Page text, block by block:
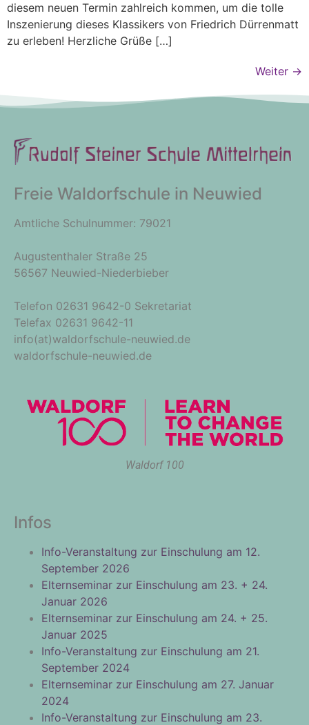
diesem neuen Termin zahlreich kommen, um die tolle
Inszenierung dieses Klassikers von Friedrich Dürrenmatt
zu erleben! Herzliche Grüße […]
Weiter →
Freie Waldorfschule in Neuwied
Amtliche Schulnummer: 79021
Augustenthaler Straße 25
56567 Neuwied-Niederbieber
Telefon 02631 9642-0 Sekretariat
Telefax 02631 9642-11
info(at)waldorfschule-neuwied.de
waldorfschule-neuwied.de
Waldorf 100
Infos
Info-Veranstaltung zur Einschulung am 12.
September 2026
Elternseminar zur Einschulung am 23. + 24.
Januar 2026
Elternseminar zur Einschulung am 24. + 25.
Januar 2025
Info-Veranstaltung zur Einschulung am 21.
September 2024
Elternseminar zur Einschulung am 27. Januar
2024
Info-Veranstaltung zur Einschulung am 23.